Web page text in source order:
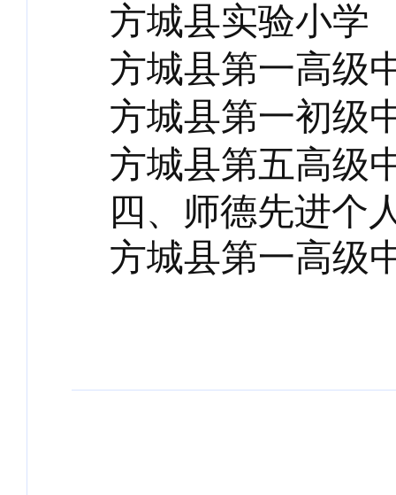
方城县实验小
方城县第一高
方城县第一初
方城县第五高
四、师德先进个
方城县第一高